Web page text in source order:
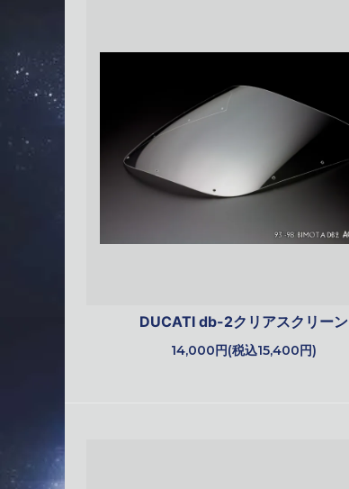
DUCATI db-2クリアスクリーン
14,000円(税込15,400円)